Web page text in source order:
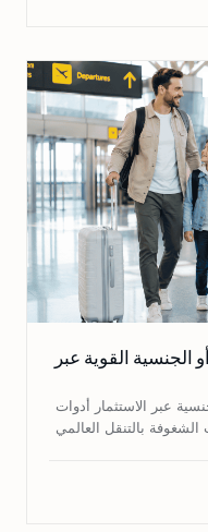
الجنسية القوية عبر
عبر الاستثمار أدوات
الشغوفة بالتنقل العالمي